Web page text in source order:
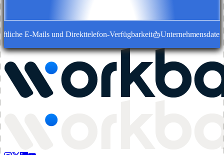
E-Mails und Direkttelefon-Verfügbarkeit